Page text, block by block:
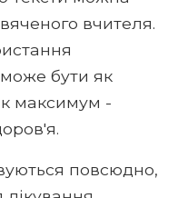
вчителя.
бути як
максимум -
повсюдно,